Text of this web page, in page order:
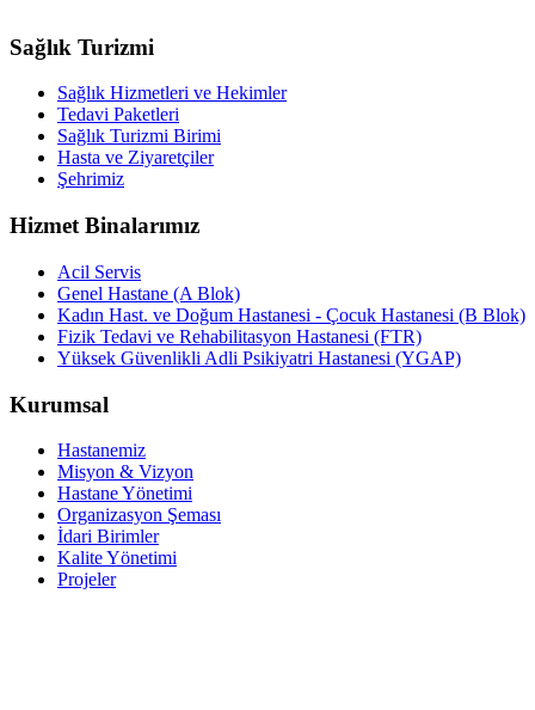
Sağlık Turizmi
Sağlık Hizmetleri ve Hekimler
Tedavi Paketleri
Sağlık Turizmi Birimi
Hasta ve Ziyaretçiler
Şehrimiz
Hizmet Binalarımız
Acil Servis
Genel Hastane (A Blok)
Kadın Hast. ve Doğum Hastanesi - Çocuk Hastanesi (B Blok)
Fizik Tedavi ve Rehabilitasyon Hastanesi (FTR)
Yüksek Güvenlikli Adli Psikiyatri Hastanesi (YGAP)
Kurumsal
Hastanemiz
Misyon & Vizyon
Hastane Yönetimi
Organizasyon Şeması
İdari Birimler
Kalite Yönetimi
Projeler